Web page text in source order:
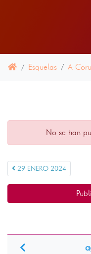
Esquelas A
No se han
29 ENERO 2024